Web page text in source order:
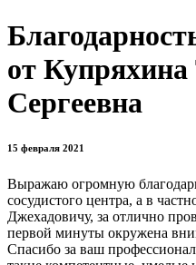
от Купряхина
Сергеевна
15 февраля 2021
Выражаю огромную
сосудистого центра, а в
Джехадовичу, за отлично
первой минуты окружена
Спасибо за ваш